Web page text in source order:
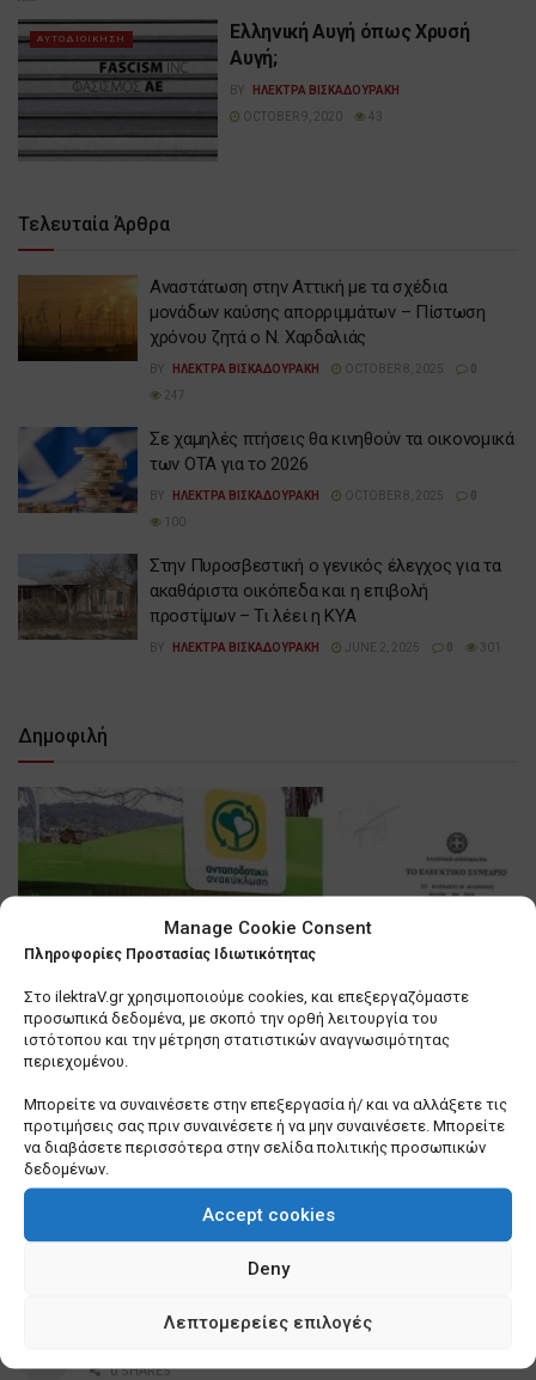
Manage Cookie Consent
Πληροφορίες Προστασίας Ιδιωτικότητας
Στο ilektraV.gr χρησιμοποιούμε cookies, και επεξεργαζόμαστε
προσωπικά δεδομένα, με σκοπό την ορθή λειτουργία του
ιστότοπου και την μέτρηση στατιστικών αναγνωσιμότητας
περιεχομένου.
Μπορείτε να συναινέσετε στην επεξεργασία ή/ και να αλλάξετε τις
προτιμήσεις σας πριν συναινέσετε ή να μην συναινέσετε. Μπορείτε
να διαβάσετε περισσότερα στην σελίδα πολιτικής προσωπικών
δεδομένων.
Accept cookies
Deny
Λεπτομερείες επιλογές
ΑΥΤΟΔΙΟΙΚΗΣΗ
Ελληνική Αυγή όπως Χρυσή
Αυγή;
BY
ΗΛΕΚΤΡΑ ΒΙΣΚΑΔΟΥΡΑΚΗ
OCTOBER 9, 2020
43
Τελευταία Άρθρα
Αναστάτωση στην Αττική με τα σχέδια
μονάδων καύσης απορριμμάτων – Πίστωση
χρόνου ζητά ο Ν. Χαρδαλιάς
BY ΗΛΕΚΤΡΑ ΒΙΣΚΑΔΟΥΡΑΚΗ OCTOBER 8, 2025
247
Σε χαμηλές πτήσεις θα κινηθούν τα οικονομικά
των ΟΤΑ για το 2026
BY ΗΛΕΚΤΡΑ ΒΙΣΚΑΔΟΥΡΑΚΗ OCTOBER 8, 2025
100
Στην Πυροσβεστική ο γενικός έλεγχος για τα
ακαθάριστα οικόπεδα και η επιβολή
προστίμων – Τι λέει η ΚΥΑ
BY ΗΛΕΚΤΡΑ ΒΙΣΚΑΔΟΥΡΑΚΗ JUNE 2, 2025 301
Δημοφιλή
Θεσσαλονίκη: Βιασύνη του
δημάρχου, Κ. Ζέρβα να τακτοποιήσει
… τα «σπιτάκια ανακύκλωσης»
0 SHARES